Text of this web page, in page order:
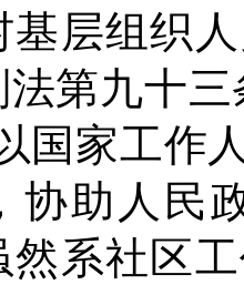
基层组织
第九十
国家工作
协助人民
然系社区